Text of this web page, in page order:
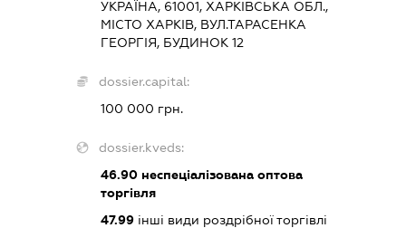
УКРАЇНА, 61001, ХАРКІВСЬКА ОБЛ.,
МІСТО ХАРКІВ, ВУЛ.ТАРАСЕНКА
ГЕОРГІЯ, БУДИНОК 12
dossier.capital:
100 000 грн.
dossier.kveds:
46.90 неспеціалізована оптова
торгівля
47.99 інші види роздрібної торгівлі